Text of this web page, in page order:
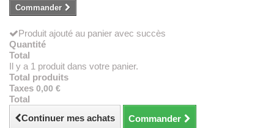
Commander
Produit ajouté au panier avec succès
Quantité
Total
Il y a 1 produit dans votre panier.
Total produits
Taxes 0,00 €
Total
Continuer mes achats
Commander